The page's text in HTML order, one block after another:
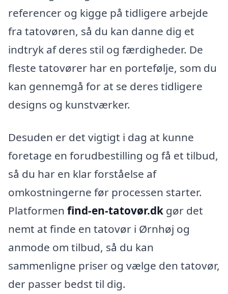
referencer og kigge på tidligere arbejde
fra tatovøren, så du kan danne dig et
indtryk af deres stil og færdigheder. De
fleste tatovører har en portefølje, som du
kan gennemgå for at se deres tidligere
designs og kunstværker.
Desuden er det vigtigt i dag at kunne
foretage en forudbestilling og få et tilbud,
så du har en klar forståelse af
omkostningerne før processen starter.
Platformen find-en-tatovør.dk gør det
nemt at finde en tatovør i Ørnhøj og
anmode om tilbud, så du kan
sammenligne priser og vælge den tatovør,
der passer bedst til dig.